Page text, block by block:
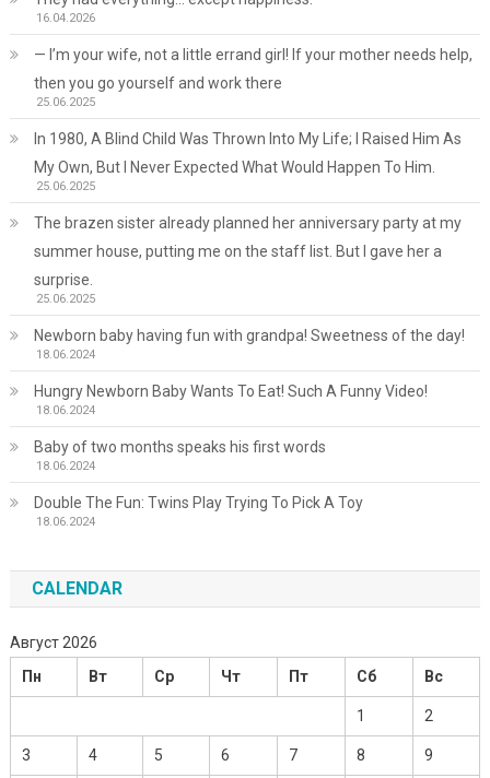
16.04.2026
— I’m your wife, not a little errand girl! If your mother needs help,
then you go yourself and work there
25.06.2025
In 1980, A Blind Child Was Thrown Into My Life; I Raised Him As
My Own, But I Never Expected What Would Happen To Him.
25.06.2025
The brazen sister already planned her anniversary party at my
summer house, putting me on the staff list. But I gave her a
surprise.
25.06.2025
Newborn baby having fun with grandpa! Sweetness of the day!
18.06.2024
Hungry Newborn Baby Wants To Eat! Such A Funny Video!
18.06.2024
Baby of two months speaks his first words
18.06.2024
Double The Fun: Twins Play Trying To Pick A Toy
18.06.2024
CALENDAR
Август 2026
Пн
Вт Ср Чт Пт Сб Вс
1 2
3 4 5 6 7 8 9